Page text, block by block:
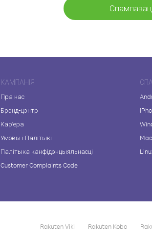
КАМПАНІЯ
Пра нас
Брэнд-цэнтр
Кар'ера
Умовы і Палітыкі
Палітыка канфідэнцыяльнасці
Customer Complaints Code
Mac
Rakuten Viki Rakuten Kobo